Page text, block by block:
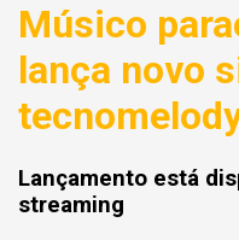
Músico
lança novo
tecnomelody
Lançamento está
streaming